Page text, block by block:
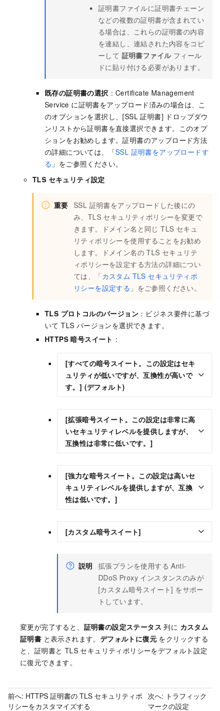
証明書ファイルに証明書チェーン
などの複数の証明書が含まれてい
る場合は、これらの証明書の内容
を連結し、連結された内容をコピ
ーして 証明書ファイルフィール
ドに貼り付ける必要があります。
既存の証明書の選択 ：Certificate Management
Service に証明書をアップロード済みの場合は、こ
のオプションを選択し、[SSL 証明書] ドロップダウ
ンリストから証明書を直接選択できます。このオプ
ションをお勧めします。証明書のアップロード方法
の詳細については、「SSL 証明書をアップロードす
る 」をご参照ください。
TLS セキュリティ設定
重要 SSL 証明書をアップロードした後にの
み、TLS セキュリティポリシーを変更で
きます。ドメイン名と同じ TLS セキュ
リティポリシーを使用することをお勧め
します。ドメイン名の TLS セキュリテ
ィポリシーを設定する方法の詳細につい
ては、「カスタム TLS セキュリティポ
リシーを設定する 」をご参照ください。
TLS プロトコルのバージョン ：ビジネス要件に基づ
いて TLS バージョンを選択できます。
HTTPS 暗号スイート ：
[すべての暗号スイート。この設定はセキ
ュリティが低いですが、互換性が高いで
す。] (デフォルト)
[拡張暗号スイート。この設定は非常に高
いセキュリティレベルを提供しますが、
互換性は非常に低いです。]
[強力な暗号スイート。この設定は高いセ
キュリティレベルを提供しますが、互換
性は低いです。]
[カスタム暗号スイート]
説明 拡張プランを使用する Anti-
DDoS Proxy インスタンスのみが
[カスタム暗号スイート] をサポー
トしています。
変更が完了すると、 証明書の設定ステータス 列に カスタム
証明書 と表示されます。 デフォルトに復元 をクリックする
と、証明書と TLS セキュリティポリシーをデフォルト設定
に復元できます。
前へ: HTTPS 証明書の TLS セキュリティポ
リシーをカスタマイズする
次へ: トラフィック
マークの設定